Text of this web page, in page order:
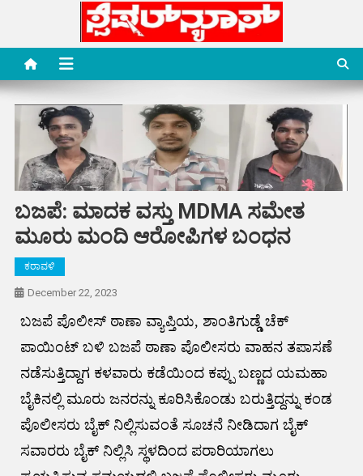
content
Special News Media
Special News Media
ಬಜಪೆ: ಮಾದಕ ವಸ್ತು MDMA ಸಮೇತ
ಮೂರು ಮಂದಿ ಆರೋಪಿಗಳ ಬಂಧನ
ಕರಾವಳಿ
December 22, 2023
ಬಜಪೆ ಪೊಲೀಸ್ ಠಾಣಾ ವ್ಯಾಪ್ತಿಯ, ಶಾಂತಿಗುಡ್ಡೆ ಚೆಕ್
ಪಾಯಿಂಟ್ ಬಳಿ ಬಜಪೆ ಠಾಣಾ ಪೊಲೀಸರು ವಾಹನ ತಪಾಸಣೆ
ನಡೆಸುತ್ತಿದ್ದಾಗ ಕಳವಾರು ಕಡೆಯಿಂದ ಕಪ್ಪು ಬಣ್ಣದ ಯಮಹಾ
ಬೈಕಿನಲ್ಲಿ ಮೂರು ಜನರನ್ನು ಕೂರಿಸಿಕೊಂಡು ಬರುತ್ತಿದ್ದನ್ನು ಕಂಡ
ಪೊಲೀಸರು ಬೈಕ್ ನಿಲ್ಲಿಸುವಂತೆ ಸೂಚನೆ ನೀಡಿದಾಗ ಬೈಕ್
ಸವಾರರು ಬೈಕ್ ನಿಲ್ಲಿಸಿ ಸ್ಥಳದಿಂದ ಪರಾರಿಯಾಗಲು